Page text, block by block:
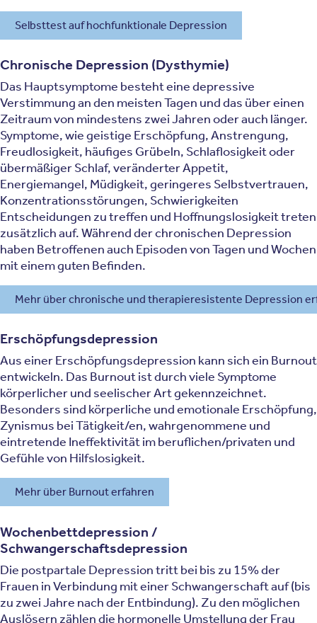
Selbsttest auf hochfunktionale Depression
Chronische Depression (Dysthymie)
Das Hauptsymptome besteht eine depressive
Verstimmung an den meisten Tagen und das über einen
Zeitraum von mindestens zwei Jahren oder auch länger.
Symptome, wie geistige Erschöpfung, Anstrengung,
Freudlosigkeit, häufiges Grübeln, Schlaflosigkeit oder
übermäßiger Schlaf, veränderter Appetit,
Energiemangel, Müdigkeit, geringeres Selbstvertrauen,
Konzentrationsstörungen, Schwierigkeiten
Entscheidungen zu treffen und Hoffnungslosigkeit treten
zusätzlich auf. Während der chronischen Depression
haben Betroffenen auch Episoden von Tagen und Wochen
mit einem guten Befinden.
Mehr über chronische und therapieresistente Depression
Erschöpfungsdepression
Aus einer Erschöpfungsdepression kann sich ein Burnout
entwickeln. Das Burnout ist durch viele Symptome
körperlicher und seelischer Art gekennzeichnet.
Besonders sind körperliche und emotionale Erschöpfung,
Zynismus bei Tätigkeit/en, wahrgenommene und
eintretende Ineffektivität im beruflichen/privaten und
Gefühle von Hilfslosigkeit.
Mehr über Burnout erfahren
Wochenbettdepression /
Schwangerschaftsdepression
Die postpartale Depression tritt bei bis zu 15% der
Frauen in Verbindung mit einer Schwangerschaft auf (bis
zu zwei Jahre nach der Entbindung). Zu den möglichen
Auslösern zählen die hormonelle Umstellung der Frau